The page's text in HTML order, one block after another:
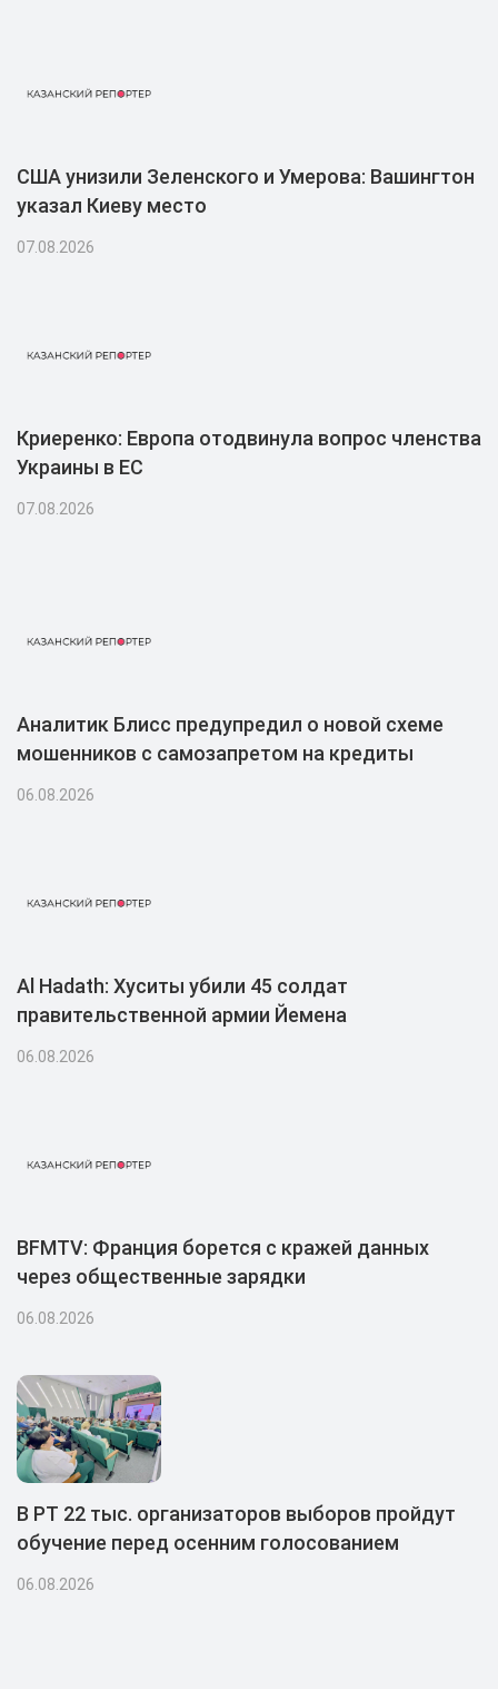
США унизили Зеленского и Умерова: Вашингтон
указал Киеву место
07.08.2026
Криеренко: Европа отодвинула вопрос членства
Украины в ЕС
07.08.2026
Аналитик Блисс предупредил о новой схеме
мошенников с самозапретом на кредиты
06.08.2026
Al Hadath: Хуситы убили 45 солдат
правительственной армии Йемена
06.08.2026
BFMTV: Франция борется с кражей данных
через общественные зарядки
06.08.2026
В РТ 22 тыс. организаторов выборов пройдут
обучение перед осенним голосованием
06.08.2026